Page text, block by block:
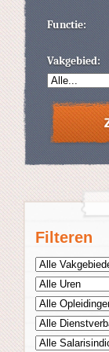
Filteren
Functie:
Vakgebied: